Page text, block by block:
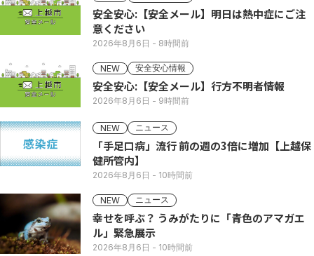
安全安心:【安全メール】明日は熱中症にご注
意ください
2026年8月6日 - 8時間前
NEW 安全安心情報
安全安心:【安全メール】行方不明者情報
2026年8月6日 - 9時間前
NEW ニュース
「手足口病」流行 前の週の3倍に増加【上越保
健所管内】
2026年8月6日 - 10時間前
NEW ニュース
幸せを呼ぶ？ うみがたりに「青色のアマガエ
ル」緊急展示
2026年8月6日 - 10時間前